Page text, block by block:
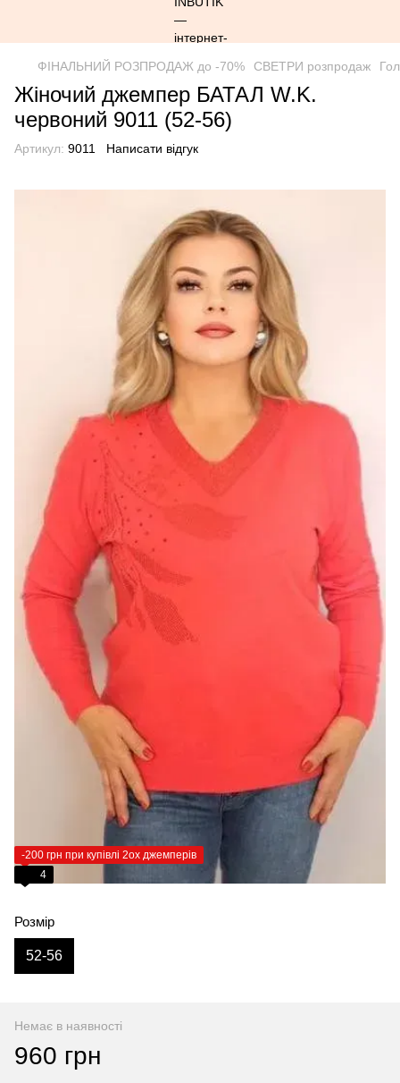
ФІНАЛЬНИЙ РОЗПРОДАЖ до -70% СВЕТРИ розпродаж
Жіночий джемпер БАТАЛ W.K.
червоний 9011 (52-56)
Артикул: 9011 Написати відгук
-200 грн при купівлі 2ох джемперів
4
Розмір
52-56
Немає в наявності
960 грн